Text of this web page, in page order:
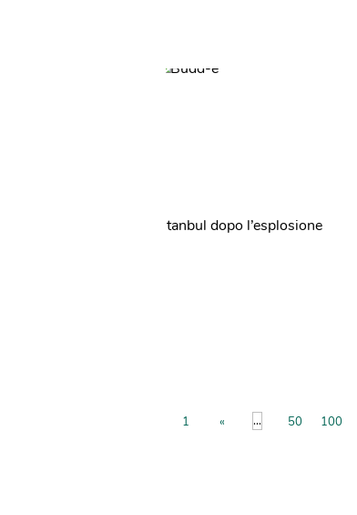
1 « ... 50 100